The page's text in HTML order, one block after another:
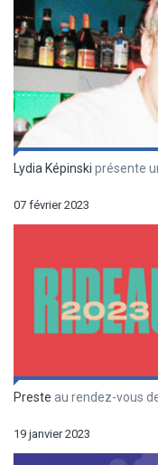
Lydia Képinski présente
07 février 2023
Preste au rendez-vous
19 janvier 2023